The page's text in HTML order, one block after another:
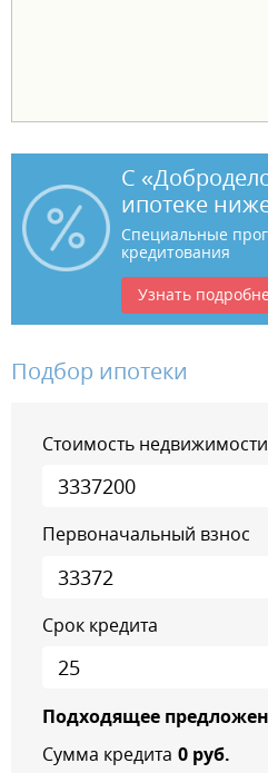
С
ипотеке
Специальные
кредитования
Узнать
Подбор ипотеки
Стоимость недвижимости
Первоначальный взнос
Срок кредита
Подходящее
Сумма кредита 0руб.